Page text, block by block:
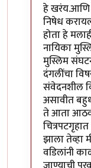
हे खरंय.आणि
निषेध
होता हे
नायिका
मुस्लिम
दंगलींचा
संवेदनशील
असावीत
ते आता आठवत
झाला तेव्हा
वडिलांनी